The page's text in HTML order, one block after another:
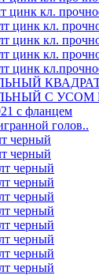
цинк кл.
цинк кл.
цинк кл.
цинк кл.
цинк
С УСОМ
c фланцем
голов..
черный
черный
черный
черный
черный
черный
черный
черный
черный
черный